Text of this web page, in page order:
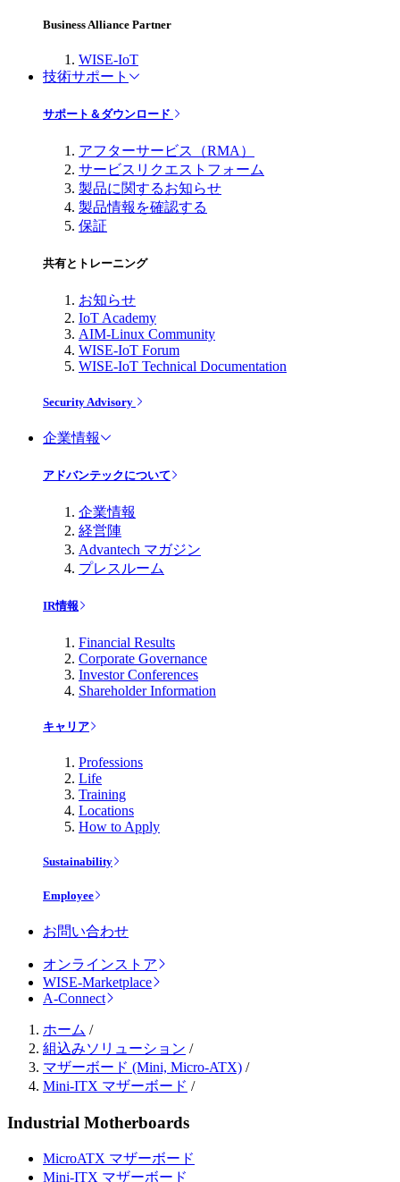
Business Alliance Partner
WISE-IoT
技術サポート
サポート＆ダウンロード
アフターサービス（RMA）
サービスリクエストフォーム
製品に関するお知らせ
製品情報を確認する
保証
共有とトレーニング
お知らせ
IoT Academy
AIM-Linux Community
WISE-IoT Forum
WISE-IoT Technical Documentation
Security Advisory
企業情報
アドバンテックについて
企業情報
経営陣
Advantech マガジン
プレスルーム
IR情報
Financial Results
Corporate Governance
Investor Conferences
Shareholder Information
キャリア
Professions
Life
Training
Locations
How to Apply
Sustainability
Employee
お問い合わせ
オンラインストア
WISE-Marketplace
A-Connect
ホーム /
組込みソリューション /
マザーボード (Mini, Micro-ATX) /
Mini-ITX マザーボード /
Industrial Motherboards
MicroATX マザーボード
Mini-ITX マザーボード